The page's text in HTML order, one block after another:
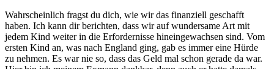
Wahrscheinlich fragst du dich, wie wir das finanziell geschafft
haben. Ich kann dir berichten, dass wir auf wundersame Art mit
jedem Kind weiter in die Erfordernisse hineingewachsen sind. Vom
ersten Kind an, was nach England ging, gab es immer eine Hürde
zu nehmen. Es war nie so, dass das Geld mal schon gerade da war.